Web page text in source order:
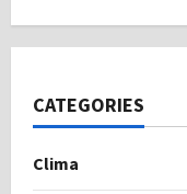
CATEGORIES
Clima